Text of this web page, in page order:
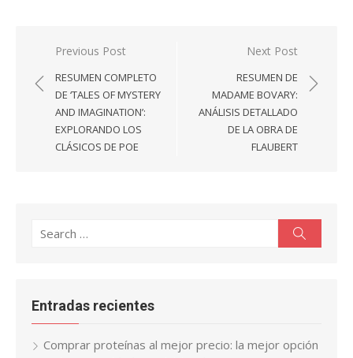
Navegación
de
entradas
Previous Post
RESUMEN COMPLETO
DE ‘TALES OF MYSTERY
AND IMAGINATION’:
EXPLORANDO LOS
CLÁSICOS DE POE
Next Post
RESUMEN DE
MADAME BOVARY:
ANÁLISIS DETALLADO
DE LA OBRA DE
FLAUBERT
Search
Entradas recientes
Comprar proteínas al mejor precio: la mejor opción